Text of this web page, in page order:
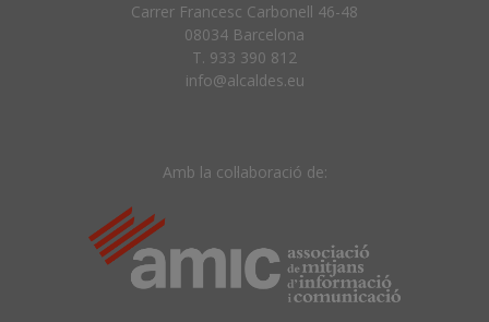
Carrer Francesc Carbonell 46-48
08034 Barcelona
T. 933 390 812
info@alcaldes.eu
Amb la col·laboració de: